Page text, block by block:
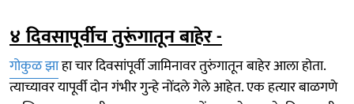
४ दिवसापूर्वीच तुरूंगातून बाहेर -
गोकुळ झाहा चार दिवसांपूर्वी जामिनावर तुरुंगातून बाहेर आला होता.
त्याच्यावर यापूर्वी दोन गंभीर गुन्हे नोंदले गेले आहेत. एक हत्यार बाळगणे